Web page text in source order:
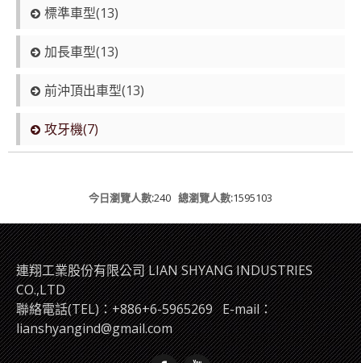
標準車型(13)
加長車型(13)
前沖頂出車型(13)
攻牙機(7)
今日瀏覽人數:240 總瀏覽人數:1595103
連翔工業股份有限公司 LIAN SHYANG INDUSTRIES
CO.,LTD
聯絡電話(TEL)：+886+6-5965269E-mail：
lianshyangind@gmail.com